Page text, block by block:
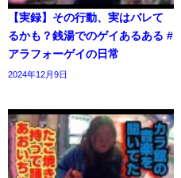
【実録】その行動、実はバレて
るかも？銭湯でのゲイあるある #
アラフォーゲイの日常
2024年12月9日